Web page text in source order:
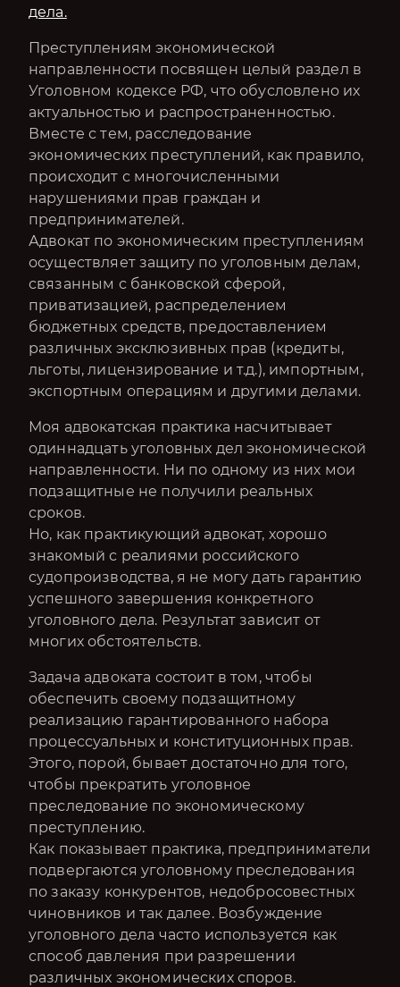
дела.
Преступлениям экономической
направленности посвящен целый раздел в
Уголовном кодексе РФ, что обусловлено их
актуальностью и распространенностью.
Вместе с тем, расследование
экономических преступлений, как правило,
происходит с многочисленными
нарушениями прав граждан и
предпринимателей.
Адвокат по экономическим преступлениям
осуществляет защиту по уголовным делам,
связанным с банковской сферой,
приватизацией, распределением
бюджетных средств, предоставлением
различных эксклюзивных прав (кредиты,
льготы, лицензирование и т.д.), импортным,
экспортным операциям и другими делами.
Моя адвокатская практика насчитывает
одиннадцать уголовных дел экономической
направленности. Ни по одному из них мои
подзащитные не получили реальных
сроков.
Но, как практикующий адвокат, хорошо
знакомый с реалиями российского
судопроизводства, я не могу дать гарантию
успешного завершения конкретного
уголовного дела. Результат зависит от
многих обстоятельств.
Задача адвоката состоит в том, чтобы
обеспечить своему подзащитному
реализацию гарантированного набора
процессуальных и конституционных прав.
Этого, порой, бывает достаточно для того,
чтобы прекратить уголовное
преследование по экономическому
преступлению.
Как показывает практика, предприниматели
подвергаются уголовному преследования
по заказу конкурентов, недобросовестных
чиновников и так далее. Возбуждение
уголовного дела часто используется как
способ давления при разрешении
различных экономических споров.